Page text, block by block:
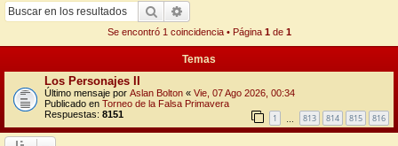
Buscar
Se encontró 1 coincidencia • Página 1de 1
Temas
Los Personajes II
Último mensaje por Aslan Bolton « Vie, 07 Ago 2026, 00:34
Publicado en Torneo de la Falsa Primavera
Respuestas: 8151 1 813 814 815 816